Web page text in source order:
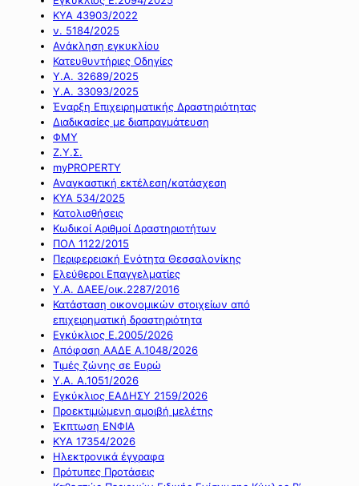
ΚΥΑ 43903/2022
ν. 5184/2025
Ανάκληση εγκυκλίου
Κατευθυντήριες Οδηγίες
Υ.Α. 32689/2025
Υ.Α. 33093/2025
Έναρξη Επιχειρηματικής Δραστηριότητας
Διαδικασίες με διαπραγμάτευση
ΦΜΥ
Ζ.Υ.Σ.
myPROPERTY
Αναγκαστική εκτέλεση/κατάσχεση
ΚΥΑ 534/2025
Κατολισθήσεις
Κωδικοί Αριθμοί Δραστηριοτήτων
ΠΟΛ 1122/2015
Περιφερειακή Ενότητα Θεσσαλονίκης
Ελεύθεροι Επαγγελματίες
Υ.Α. ΔΑΕΕ/οικ.2287/2016
Κατάσταση οικονομικών στοιχείων από
επιχειρηματική δραστηριότητα
Εγκύκλιος Ε.2005/2026
Απόφαση ΑΑΔΕ Α.1048/2026
Τιμές ζώνης σε Ευρώ
Υ.Α. Α.1051/2026
Εγκύκλιος ΕΑΔΗΣΥ 2159/2026
Προεκτιμώμενη αμοιβή μελέτης
Έκπτωση ΕΝΦΙΑ
ΚΥΑ 17354/2026
Ηλεκτρονικά έγγραφα
Πρότυπες Προτάσεις